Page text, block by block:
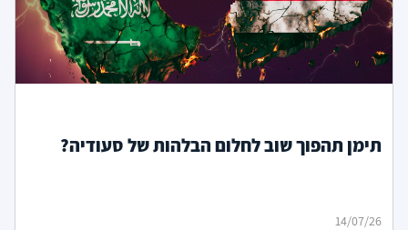
תימן תהפוך שוב לחלום הבלהות של סעודיה?
14/07/26